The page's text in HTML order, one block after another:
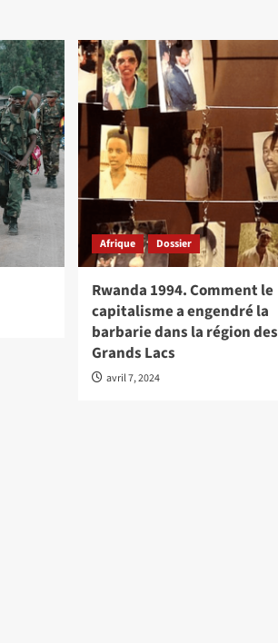
Afrique Dossier
Rwanda 1994. Comment le
capitalisme a engendré la
barbarie dans la région des
Grands Lacs
avril 7, 2024